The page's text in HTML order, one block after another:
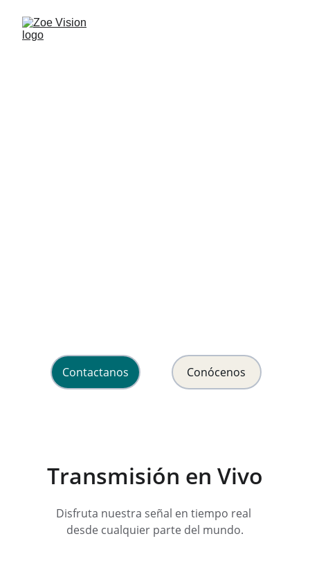
Contactanos Conócenos
Transmisión en Vivo
Disfruta nuestra señal en tiempo real
desde cualquier parte del mundo.